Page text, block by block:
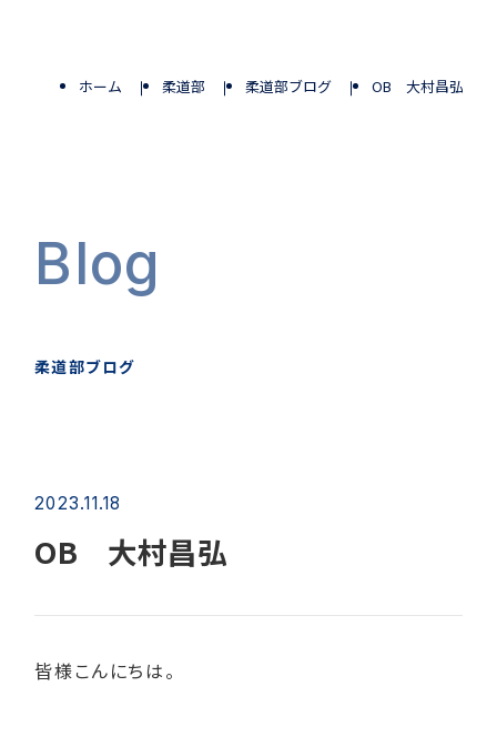
Blog
柔道部ブログ
ホーム 柔道部 柔道部ブログ OB 大村昌弘
2023.11.18
OB 大村昌弘
皆様こんにちは。